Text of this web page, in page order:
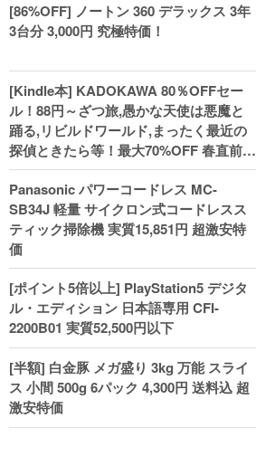
[86%OFF] ノートン 360 デラックス 3年
3台分 3,000円 究極特価！
[Kindle本] KADOKAWA 80％OFFセー
ル！88円～ざつ旅,愚かな天使は悪魔と
踊る,リビルドワールド,まったく最近の
探偵ときたら等！最大70%OFF 春直前大
セール開始、実用本・小説などがセー
ル！
Panasonic パワーコードレス MC-
SB34J 軽量 サイクロン式コードレスス
ティック掃除機 実質15,851円 超激安特
価
[ポイント5倍以上] PlayStation5 デジタ
ル・エディション 日本語専用 CFI-
2200B01 実質52,500円以下
[半額] 白金豚 メガ盛り 3kg 万能 スライ
ス 小間 500g 6パック 4,300円 送料込 超
激安特価